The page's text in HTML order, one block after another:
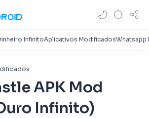
APK Mod
Infinito)